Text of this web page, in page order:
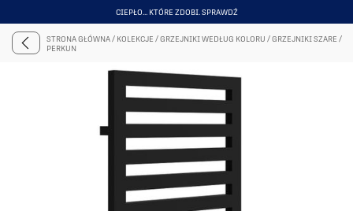
CIEPŁO... KTÓRE ZDOBI. SPRAWDŹ
ITEM
STRONA GŁÓWNA/ KOLEKCJE /GRZEJNIKI WEDŁUG KOLORU /GRZEJNIKI SZARE /
PERKUN